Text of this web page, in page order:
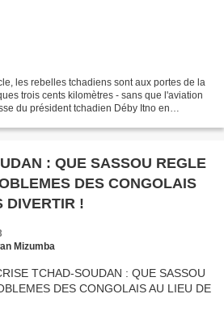
les rebelles tchadiens sont aux portes de la
trois cents kilomètres - sans que l'aviation
du président tchadien Déby Itno en
: QUE SASSOU REGLE
DES CONGOLAIS
DIVERTIR !
Mizumba